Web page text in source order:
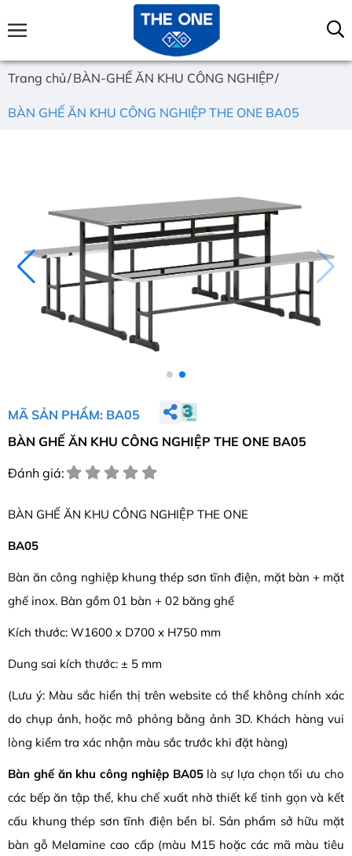
Trang chủ BÀN-GHẾ ĂN KHU CÔNG NGHIỆP
BÀN GHẾ ĂN KHU CÔNG NGHIỆP THE ONE BA05
MÃ SẢN PHẨM: BA05
BÀN GHẾ ĂN KHU CÔNG NGHIỆP THE ONE BA05
Đánh giá:
BÀN GHẾ ĂN KHU CÔNG NGHIỆP THE ONE
BA05
Bàn ăn công nghiệp khung thép sơn tĩnh điện, mặt bàn + mặt
ghế inox. Bàn gồm 01 bàn + 02 băng ghế
Kích thước: W1600 x D700 x H750 mm
Dung sai kích thước: ± 5 mm
(Lưu ý: Màu sắc hiển thị trên website có thể không chính xác
do chụp ảnh, hoặc mô phỏng bằng ảnh 3D. Khách hàng vui
lòng kiểm tra xác nhận màu sắc trước khi đặt hàng)
Bàn ghế ăn khu công nghiệp BA05là sự lựa chọn tối ưu cho
các bếp ăn tập thể, khu chế xuất nhờ thiết kế tinh gọn và kết
cấu khung thép sơn tĩnh điện bền bỉ. Sản phẩm sở hữu mặt
bàn gỗ Melamine cao cấp (màu M15 hoặc các mã màu tiêu